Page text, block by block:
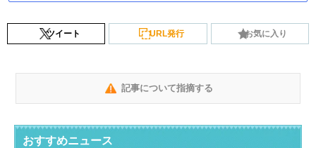
ツイート URL発行 お気に入り
記事について指摘する
おすすめニュース